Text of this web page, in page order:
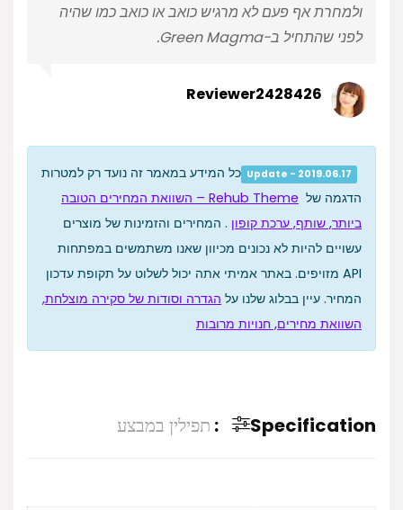
ולמחרת אף פעם לא מרגיש כואב או כואב כמו שהיה
לפני שהתחיל ב-Green Magma.
Reviewer2428426
Update - 2019.06.17 כל המידע במאמר זה נועד רק למטרות
הדגמה של
Rehub Theme – השוואת המחירים הטובה
ביותר, שותף, ערכת קופון . המחירים והזמינות של מוצרים
עשויים להיות לא נכונים מכיוון שאנו משתמשים במפתחות
API מזויפים. באתר אמיתי אתה יכול לשלוט על תקופת עדכון
המחיר. עיין בבלוג שלנו על הגדרה וסודות של סקירה מוצלחת,
השוואת מחירים, חנויות מרובות
Specification: תפילין במבצע